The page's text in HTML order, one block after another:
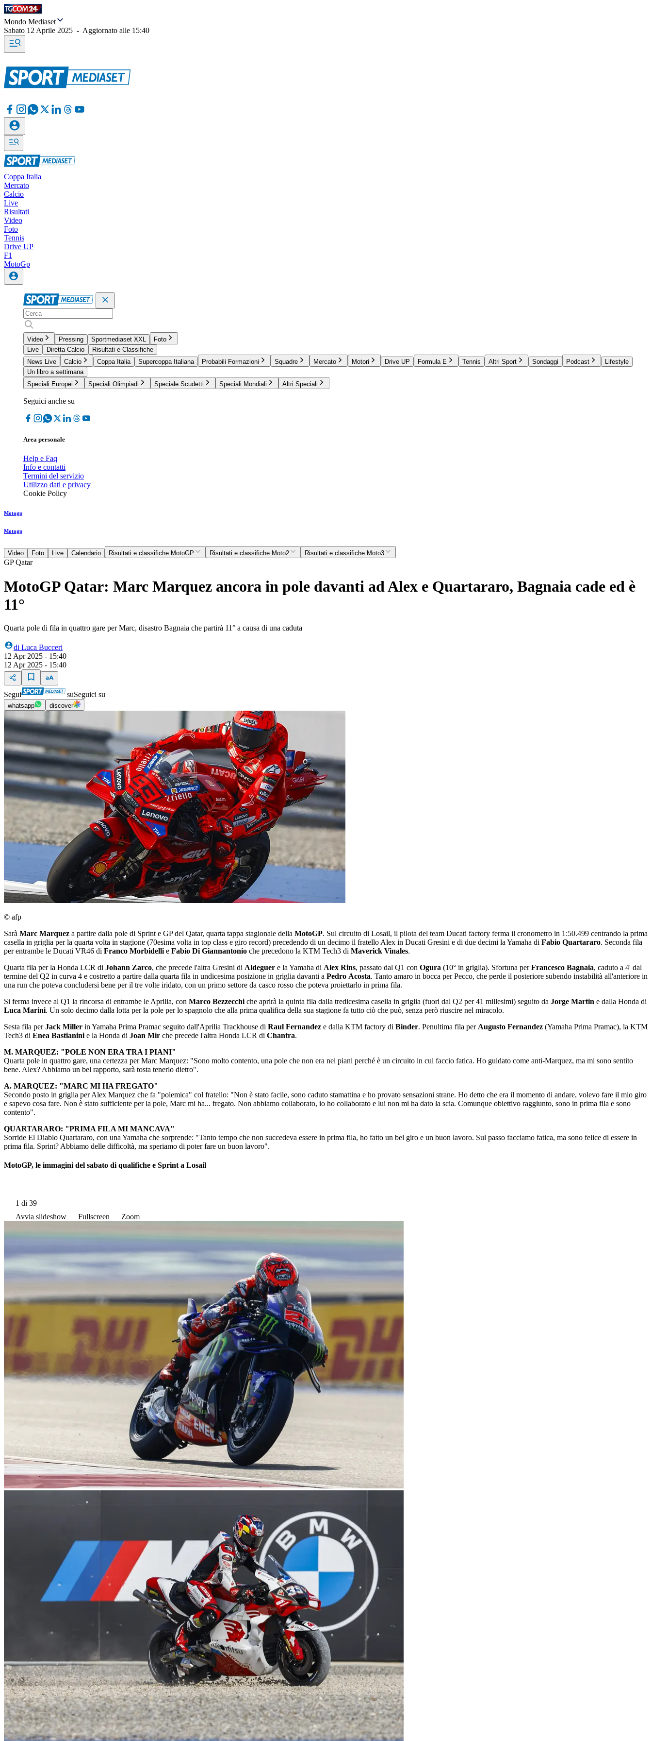
Mondo Mediaset
Sabato 12 Aprile 2025 - Aggiornato alle 15:40
Coppa Italia
Mercato
Calcio
Live
Risultati
Video
Foto
Tennis
Drive UP
F1
MotoGp
Video Pressing Sportmediaset XXL
Foto
Live
Diretta Calcio
Risultati e Classifiche
News Live
Calcio Coppa Italia Supercoppa Italiana Probabili Formazioni Squadre Mercato Motori Drive UP Formula E Tennis Altri Sport Sondaggi Podcast
Lifestyle
Un libro a settimana
Speciali Europei
Speciali Olimpiadi Speciale Scudetti Speciali Mondiali Altri Speciali
Seguici anche su
Area personale
Help e Faq
Info e contatti
Termini del servizio
Utilizzo dati e privacy
Cookie Policy
Motogp
Motogp
Video Foto Live Calendario Risultati e classifiche MotoGP Risultati e classifiche Moto2 Risultati e classifiche Moto3
GP Qatar
MotoGP Qatar: Marc Marquez ancora in pole davanti ad Alex e Quartararo, Bagnaia cade ed è
11°
Quarta pole di fila in quattro gare per Marc, disastro Bagnaia che partirà 11° a causa di una caduta
di Luca Bucceri
12 Apr 2025 - 15:40
12 Apr 2025 - 15:40
Segui suSeguici su
whatsapp discover
© afp
Sarà Marc Marquez a partire dalla pole di Sprint e GP del Qatar, quarta tappa stagionale della MotoGP. Sul circuito di Losail, il pilota del team Ducati factory ferma il cronometro in 1:50.499 centrando la prima
casella in griglia per la quarta volta in stagione (70esima volta in top class e giro record) precedendo di un decimo il fratello Alex in Ducati Gresini e di due decimi la Yamaha di Fabio Quartararo. Seconda fila
per entrambe le Ducati VR46 di Franco Morbidelli e Fabio Di Giannantonio che precedono la KTM Tech3 di Maverick Vinales.
Quarta fila per la Honda LCR di Johann Zarco, che precede l'altra Gresini di Aldeguer e la Yamaha di Alex Rins, passato dal Q1 con Ogura (10° in griglia). Sfortuna perFrancesco Bagnaia, caduto a 4' dal
termine del Q2 in curva 4 e costretto a partire dalla quarta fila in undicesima posizione in griglia davanti a Pedro Acosta. Tanto amaro in bocca per Pecco, che perde il posteriore subendo instabilità all'anteriore in
una run che poteva concludersi bene per il tre volte iridato, con un primo settore da casco rosso che poteva proiettarlo in prima fila.
Si ferma invece al Q1 la rincorsa di entrambe le Aprilia, con Marco Bezzecchi che aprirà la quinta fila dalla tredicesima casella in griglia (fuori dal Q2 per 41 millesimi) seguito da Jorge Martin e dalla Honda di
Luca Marini. Un solo decimo dalla lotta per la pole per lo spagnolo che alla prima qualifica della sua stagione fa tutto ciò che può, senza però riuscire nel miracolo.
Sesta fila perJack Miller in Yamaha Prima Pramac seguito dall'Aprilia Trackhouse di Raul Fernandez e dalla KTM factory di Binder. Penultima fila per Augusto Fernandez (Yamaha Prima Pramac), la KTM
Tech3 di Enea Bastianini e la Honda di Joan Mir che precede l'altra Honda LCR di Chantra.
M. MARQUEZ: "POLE NON ERA TRA I PIANI"
Quarta pole in quattro gare, una certezza per Marc Marquez: "Sono molto contento, una pole che non era nei piani perché è un circuito in cui faccio fatica. Ho guidato come anti-Marquez, ma mi sono sentito
bene. Alex? Abbiamo un bel rapporto, sarà tosta tenerlo dietro".
A. MARQUEZ: "MARC MI HA FREGATO"
Secondo posto in griglia per Alex Marquez che fa "polemica" col fratello: "Non è stato facile, sono caduto stamattina e ho provato sensazioni strane. Ho detto che era il momento di andare, volevo fare il mio giro
e sapevo cosa fare. Non è stato sufficiente per la pole, Marc mi ha... fregato. Non abbiamo collaborato, io ho collaborato e lui non mi ha dato la scia. Comunque obiettivo raggiunto, sono in prima fila e sono
contento".
QUARTARARO: "PRIMA FILA MI MANCAVA"
Sorride El Diablo Quartararo, con una Yamaha che sorprende: "Tanto tempo che non succedeva essere in prima fila, ho fatto un bel giro e un buon lavoro. Sul passo facciamo fatica, ma sono felice di essere in
prima fila. Sprint? Abbiamo delle difficoltà, ma speriamo di poter fare un buon lavoro".
MotoGP, le immagini del sabato di qualifiche e Sprint a Losail
1 di 39
Avvia slideshow
Fullscreen Zoom